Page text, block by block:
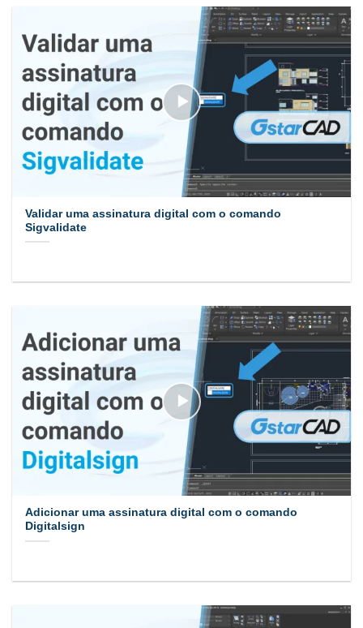
Validar uma assinatura digital com o comando
Sigvalidate
Adicionar uma assinatura digital com o comando
Digitalsign